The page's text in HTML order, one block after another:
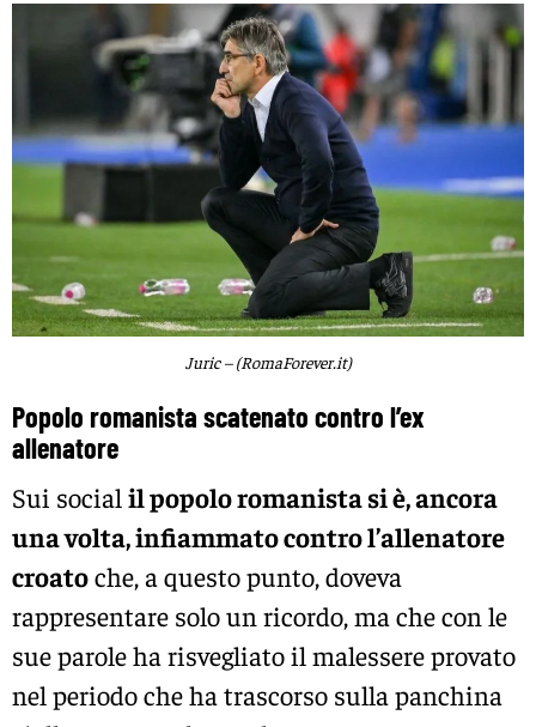
Juric – (RomaForever.it)
Popolo romanista scatenato contro l’ex
allenatore
Sui social il popolo romanista si è, ancora
una volta, infiammato contro l’allenatore
croatoche, a questo punto, doveva
rappresentare solo un ricordo, ma che con le
sue parole ha risvegliato il malessere provato
nel periodo che ha trascorso sulla panchina